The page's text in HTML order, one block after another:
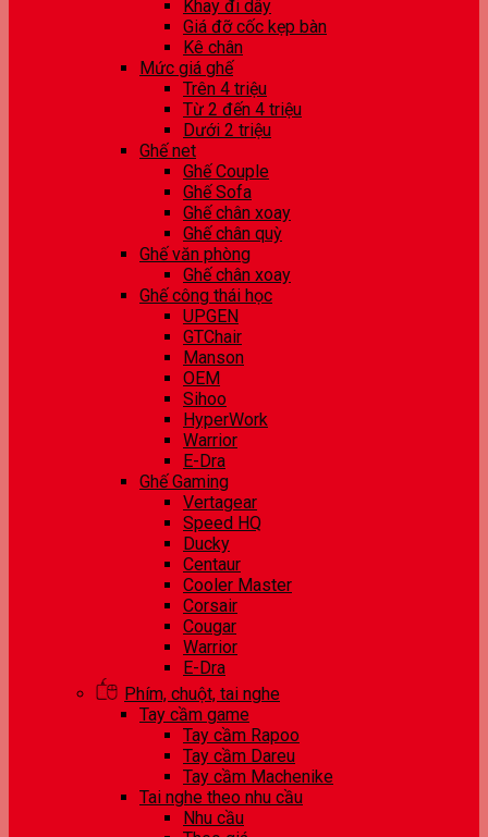
Khay đi dây
Giá đỡ cốc kẹp bàn
Kê chân
Mức giá ghế
Trên 4 triệu
Từ 2 đến 4 triệu
Dưới 2 triệu
Ghế net
Ghế Couple
Ghế Sofa
Ghế chân xoay
Ghế chân quỳ
Ghế văn phòng
Ghế chân xoay
Ghế công thái học
UPGEN
GTChair
Manson
OEM
Sihoo
HyperWork
Warrior
E-Dra
Ghế Gaming
Vertagear
Speed HQ
Ducky
Centaur
Cooler Master
Corsair
Cougar
Warrior
E-Dra
Phím, chuột, tai nghe
Tay cầm game
Tay cầm Rapoo
Tay cầm Dareu
Tay cầm Machenike
Tai nghe theo nhu cầu
Nhu cầu